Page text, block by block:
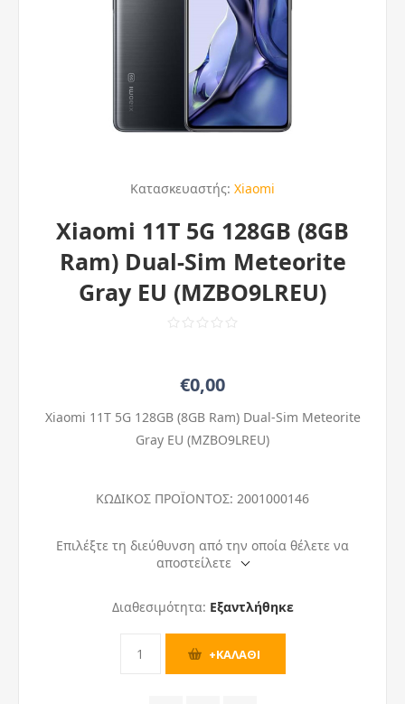
Κατασκευαστής: Xiaomi
Xiaomi 11T 5G 128GB (8GB
Ram) Dual-Sim Meteorite
Gray EU (MZBO9LREU)
€0,00
Xiaomi 11T 5G 128GB (8GB Ram) Dual-Sim Meteorite
Gray EU (MZBO9LREU)
ΚΩΔΙΚΟΣ ΠΡΟΪΟΝΤΟΣ: 2001000146
Επιλέξτε τη διεύθυνση από την οποία θέλετε να
αποστείλετε
Διαθεσιμότητα: Εξαντλήθηκε